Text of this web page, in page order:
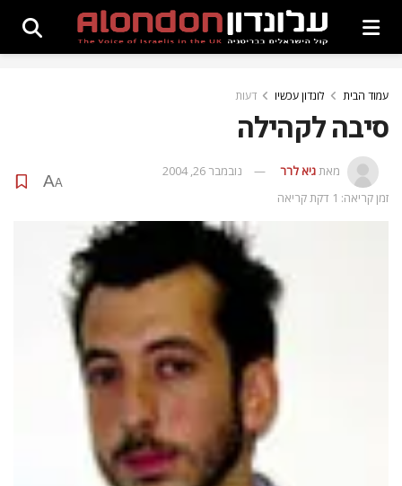
עמוד הבית לונדון עכשיו דעות
סיבה לקהילה
מאתגיא לרר
נובמבר 26, 2004
זמן קריאה: 1 דקת קריאה
A
A